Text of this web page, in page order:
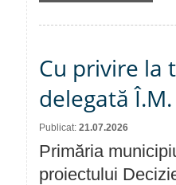
Cu privire la
delegată
Publicat: 21.07.2026
Primăria
proiectului